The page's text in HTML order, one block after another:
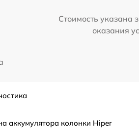
Стоимость указана
оказания
аккумулятора колонки Hiper